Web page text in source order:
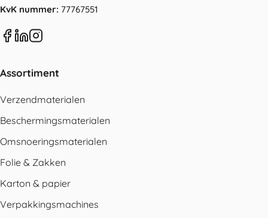
KvK nummer: 77767551
Assortiment
Verzendmaterialen
Beschermingsmaterialen
Omsnoeringsmaterialen
Folie & Zakken
Karton & papier
Verpakkingsmachines